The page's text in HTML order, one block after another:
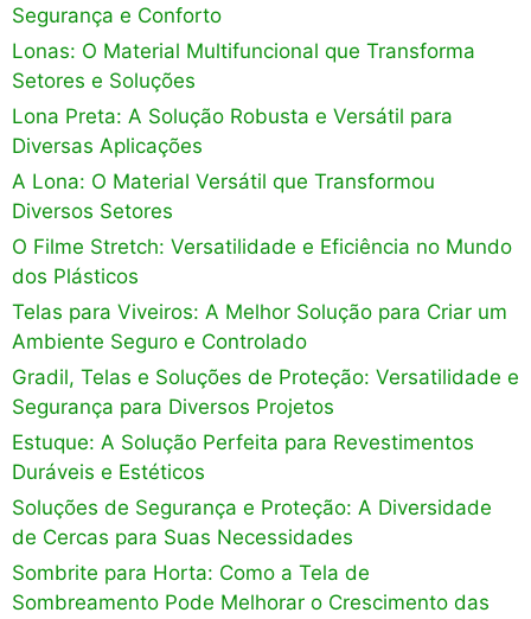
Segurança e Conforto
Lonas: O Material Multifuncional que Transforma
Setores e Soluções
Lona Preta: A Solução Robusta e Versátil para
Diversas Aplicações
A Lona: O Material Versátil que Transformou
Diversos Setores
O Filme Stretch: Versatilidade e Eficiência no Mundo
dos Plásticos
Telas para Viveiros: A Melhor Solução para Criar um
Ambiente Seguro e Controlado
Gradil, Telas e Soluções de Proteção: Versatilidade e
Segurança para Diversos Projetos
Estuque: A Solução Perfeita para Revestimentos
Duráveis e Estéticos
Soluções de Segurança e Proteção: A Diversidade
de Cercas para Suas Necessidades
Sombrite para Horta: Como a Tela de
Sombreamento Pode Melhorar o Crescimento das